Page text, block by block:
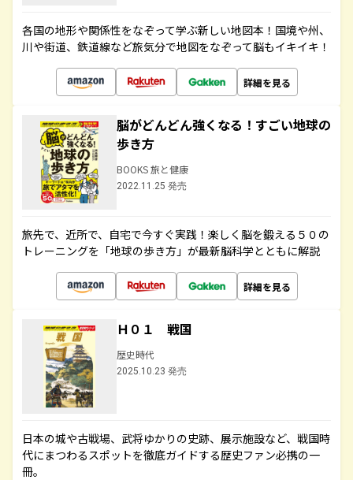
各国の地形や関係性をなぞって学ぶ新しい地図本！国境や州、
川や街道、鉄道線など旅気分で地図をなぞって脳もイキイキ！
詳細を見る
脳がどんどん強くなる！すごい地球の
歩き方
BOOKS 旅と健康
2022.11.25 発売
旅先で、近所で、自宅で今すぐ実践！楽しく脳を鍛える５０の
トレーニングを「地球の歩き方」が最新脳科学とともに解説
詳細を見る
Ｈ０１ 戦国
歴史時代
2025.10.23 発売
日本の城や古戦場、武将ゆかりの史跡、展示施設など、戦国時
代にまつわるスポットを徹底ガイドする歴史ファン必携の一
冊。